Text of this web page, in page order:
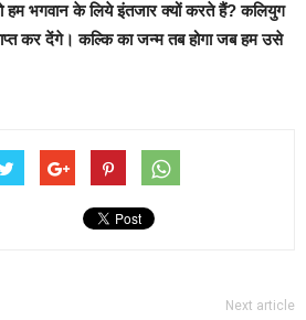
हम भगवान के लिये इंतजार क्यों करते हैं? कलियुग
कर देंगे। कल्कि का जन्म तब होगा जब हम उसे
Next article